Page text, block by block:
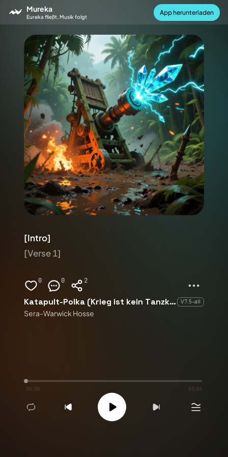
Mureka
Eureka fließt, Musik folgt
App herunterladen
[Intro]
[Verse 1]
0 0 2
Katapult-Polka (Krieg ist kein Tanzkurs) V7.5-all
Sera-Warwick Hosse
00:00 03:04